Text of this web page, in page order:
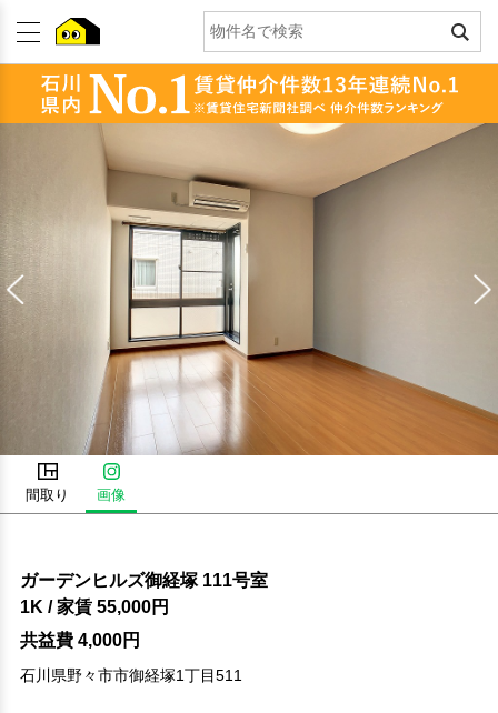
間取り 画像
ガーデンヒルズ御経塚 111号室
1K / 家賃 55,000円
共益費 4,000円
石川県野々市市御経塚1丁目511